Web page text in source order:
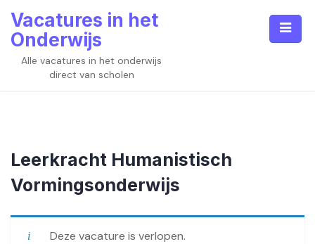
content
Vacatures in het
Onderwijs
Alle vacatures in het onderwijs
direct van scholen
Leerkracht Humanistisch
Vormingsonderwijs
Deze vacature is verlopen.